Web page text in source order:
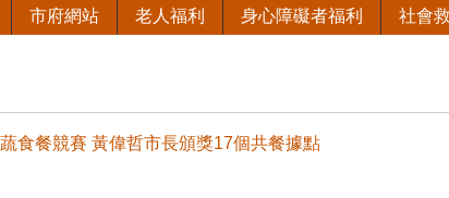
市府網站 老人福利 身心障礙者福利 社會
食餐競賽 黃偉哲市長頒獎17個共餐據點